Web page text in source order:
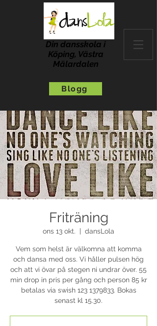
Din dansskola i
Köping, Västra
Mälardalen
Blogg
Friträning
ons 13 okt. dansLola
Vem som helst är välkomna att komma
och dansa med oss. Vi håller pulsen hög
och att vi övar på stegen ni undrar över. 55
min drop in pris per gång och person 85 kr
betalas via swish 123 1379833. Bokas
senast kl 15.30.